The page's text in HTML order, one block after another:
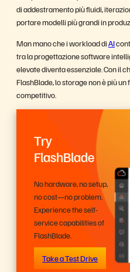
di addestramento più fluidi,
portare modelli più grandi in
Man mano che i workload diAI
tra la progettazione software
elevate diventa essenziale. Con il
FlashBlade, lo storage non è più
competitivo.
Try
FlashBlade
No hardware, no setup,
no cost—no problem.
Experience the self-
service capabilities of
FlashBlade.
Take a Test Drive